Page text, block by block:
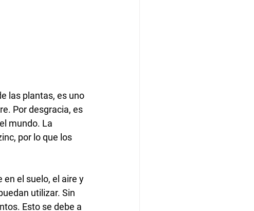
las plantas, es uno
Por desgracia, es
mundo. La
por lo que los
el suelo, el aire y
utilizar. Sin
Esto se debe a